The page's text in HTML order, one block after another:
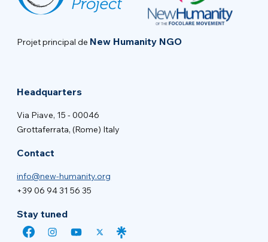
Projet principal de New Humanity NGO
Headquarters
Via Piave, 15 - 00046
Grottaferrata, (Rome) Italy
Contact
info@new-humanity.org
+39 06 94 31 56 35
Stay tuned